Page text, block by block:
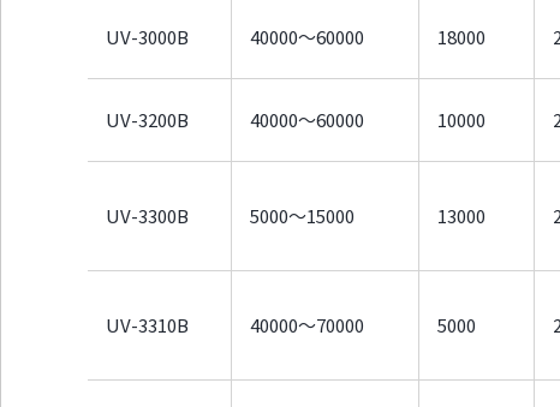
UV-3000B 40000～60000 18000 2
UV-3200B 40000～60000 10000 2
UV-3300B 5000～15000 13000 2
UV-3310B 40000～70000 5000 2